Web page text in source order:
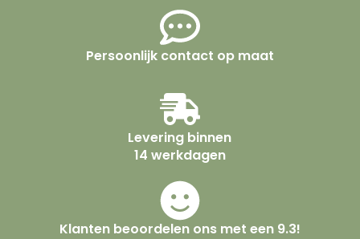
Persoonlijk contact op maat
Levering binnen
14 werkdagen
Klanten beoordelen ons met een 9.3!